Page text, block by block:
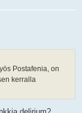
Postafenia, on
kerralla